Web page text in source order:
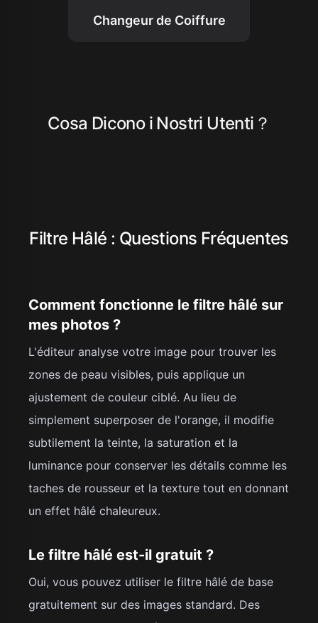
Changeur de Coiffure
Cosa Dicono i Nostri Utenti？
Filtre Hâlé : Questions Fréquentes
Comment fonctionne le filtre hâlé sur
mes photos ?
L'éditeur analyse votre image pour trouver les
zones de peau visibles, puis applique un
ajustement de couleur ciblé. Au lieu de
simplement superposer de l'orange, il modifie
subtilement la teinte, la saturation et la
luminance pour conserver les détails comme les
taches de rousseur et la texture tout en donnant
un effet hâlé chaleureux.
Le filtre hâlé est-il gratuit ?
Oui, vous pouvez utiliser le filtre hâlé de base
gratuitement sur des images standard. Des